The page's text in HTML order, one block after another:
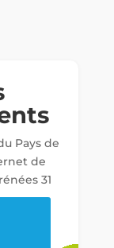
Pays de
de
31